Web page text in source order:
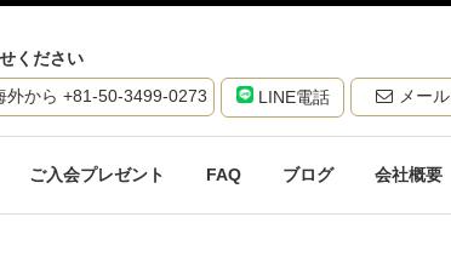
ください
外から +81-50-3499-0273 LINE電話 メール
ご入会プレゼント FAQ ブログ 会社概要